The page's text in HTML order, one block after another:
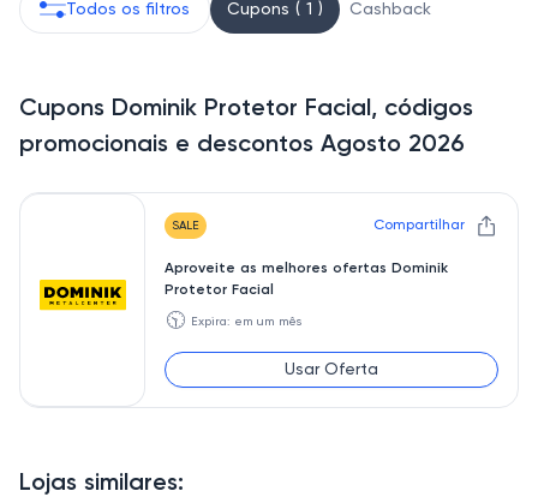
Lojas similares:
Todos os filtros Cupons ( 1 ) Cashback
Cupons Dominik Protetor Facial, códigos
promocionais e descontos Agosto 2026
SALE Compartilhar
Aproveite as melhores ofertas Dominik
Protetor Facial
🕥 Expira: em um mês
Usar Oferta